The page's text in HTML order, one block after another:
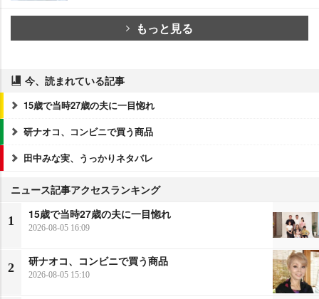
もっと見る
今、読まれている記事
15歳で当時27歳の夫に一目惚れ
研ナオコ、コンビニで買う商品
田中みな実、うっかりネタバレ
ニュース記事アクセスランキング
1
15歳で当時27歳の夫に一目惚れ
2026-08-05 16:09
2
研ナオコ、コンビニで買う商品
2026-08-05 15:10